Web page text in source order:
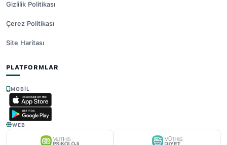
Gizlilik Politikası
Çerez Politikası
Site Haritası
PLATFORMLAR
MOBIL
WEB